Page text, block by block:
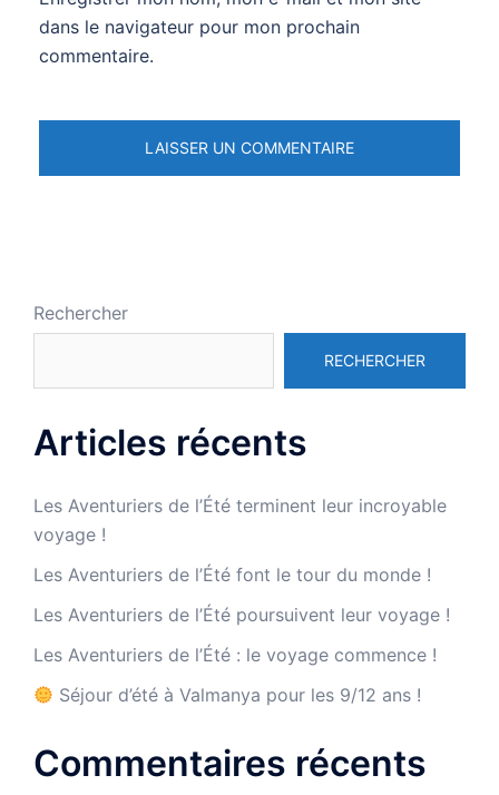
dans le navigateur pour mon prochain
commentaire.
Rechercher
RECHERCHER
Articles récents
Les Aventuriers de l’Été terminent leur incroyable
voyage !
Les Aventuriers de l’Été font le tour du monde !
Les Aventuriers de l’Été poursuivent leur voyage !
Les Aventuriers de l’Été : le voyage commence !
Séjour d’été à Valmanya pour les 9/12 ans !
Commentaires récents